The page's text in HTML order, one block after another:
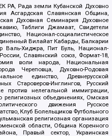
РА, Рада земли Кубанской Духовно
Асгардская Славянская Община,
Духовная Семинария Духовное
Таблиги Джамаат, Свидетели
Национал-социалистическое
Вилайат Кабарды, Балкарии
Валь-Хиджра, Пит Буль, Национал-
Славянский союз, Формат-18,
воли народа, Национальная
Череповца, Духовно-Родовая
единство, Древнерусской
Староверов-Инглингов, Русский
против нелегальной иммиграции,
религиозных объединениях, Омская
движения Русское
Клуб Болельщиков Футбольного
религиозная организация
области, Община Коренного
Правый сектор, Украинская